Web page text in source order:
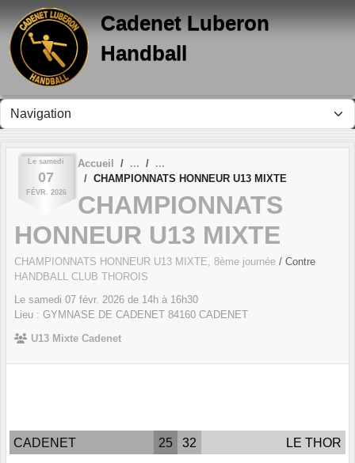
Cadenet Luberon
Handball
Le samedi
07
FÉVR. 2026
Accueil
CHAMPIONNATS HONNEUR U13 MIXTE
CHAMPIONNATS
HONNEUR U13 MIXTE
CHAMPIONNATS HONNEUR U13 MIXTE, 8ème journée / Contre
HANDBALL CLUB THOROIS
Le samedi 07 févr. 2026 de 14h à 16h30
Lieu : GYMNASE DE CADENET 84160 CADENET
U13 Mixte Cadenet
CADENET 25 32 LE THOR
Panneau de gestion des cookies